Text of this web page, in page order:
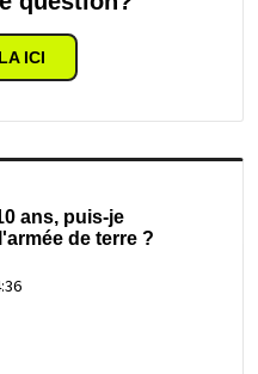
ICI
ans, puis-je
de terre ?